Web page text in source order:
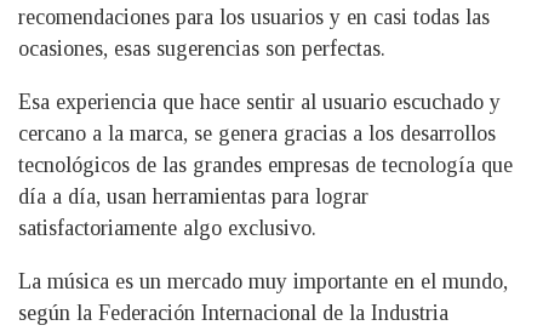
recomendaciones para los usuarios y en casi todas las
ocasiones, esas sugerencias son perfectas.
Esa experiencia que hace sentir al usuario escuchado y
cercano a la marca, se genera gracias a los desarrollos
tecnológicos de las grandes empresas de tecnología que
día a día, usan herramientas para lograr
satisfactoriamente algo exclusivo.
La música es un mercado muy importante en el mundo,
según la Federación Internacional de la Industria